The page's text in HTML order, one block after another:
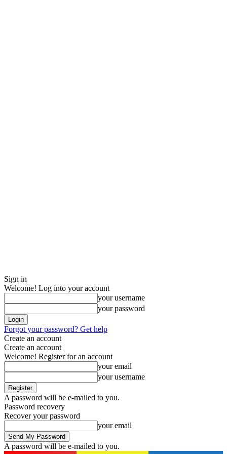
Sign in
Welcome! Log into your account
your username
your password
Forgot your password? Get help
Create an account
Create an account
Welcome! Register for an account
your email
your username
A password will be e-mailed to you.
Password recovery
Recover your password
your email
A password will be e-mailed to you.